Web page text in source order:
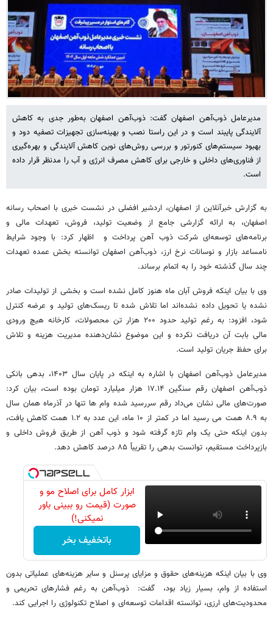
مدیرعامل ذوب‌آهن اصفهان گفت: ذوب‌آهن اصفهان به‌طور جدی به کاهش
آلایندگی پایبند است و در این راستا نصب و بهینه‌سازی تجهیزات تصفیه دود و
بهبود سیستم‌های کنورتور و بررسی روش‌های نوین کاهش آلایندگی و بهره‌گیری
از فناوری‌های داخلی و خارجی برای کاهش مصرف انرژی و آب را مدنظر قرار داده
است.
به گزارش خبرآنلاین از اصفهان، اردشیر افضلی در نشست خبری با اصحاب رسانه
اصفهان، به ارائه گزارشی جامع از وضعیت تولید، فروش، تعهدات مالی و
برنامه‌های توسعه‌ای شرکت ذوب آهن پرداخت و اظهار کرد: با وجود شرایط
نامساعد بازار و نوسانات نرخ ارز، ذوب‌آهن اصفهان توانسته بخش عمده تعهدات
چند سال گذشته خود را به اتمام برساند.
وی با بیان اینکه فروش آبان ماه هنوز کامل نشده است و بخشی از تولیدات صادر
نشده یا تحویل داده نشده‌اند اما تلاش شده تا ریسک‌های تولید و عرضه کنترل
شود، افزود: به رغم تولید حدود ۲۰۰ هزار تن محصولات، کارخانه هیچ ورودی
مالی بابت آن دریافت نکرده و این موضوع نشان‌دهنده مدیریت هزینه و تلاش
برای حفظ جریان تولید است.
مدیرعامل ذوب‌آهن اصفهان با اشاره به اینکه در پایان سال ۱۴۰۳، بدهی بانکی
ذوب‌آهن اصفهان رقم سنگین ۱۷.۱۴ هزار میلیارد تومان بوده است، بیان کرد:
صورت‌های مالی نشان می‌داد رقم سررسید شده‌ وام‌ ها تنها در آذرماه همان سال
به ۸.۹ همت می ‌رسید اما در کمتر از ۱۰ ماه، این عدد به ۱.۲ همت کاهش یافت،
بدون اینکه حتی یک وام تازه گرفته شود و ذوب ‌آهن از طریق فروش داخلی و
بازپرداخت مستقیم، توانست بدهی را تقریباً ۸۵ درصد کاهش دهد.
ابزار کامل برای اصلاح مو و
صورت (قیمت رو ببینی باور
نمیکنی!)
باتخفیف بخر
وی با بیان اینکه هزینه‌های حقوق و مزایای پرسنل و سایر هزینه‌های عملیاتی بدون
استفاده از وام، بسیار زیاد بود، گفت: ذوب‌آهن به رغم فشارهای تحریمی و
محدودیت‌های ارزی، توانسته اقدامات توسعه‌ای و اصلاح تکنولوژی را اجرایی کند.